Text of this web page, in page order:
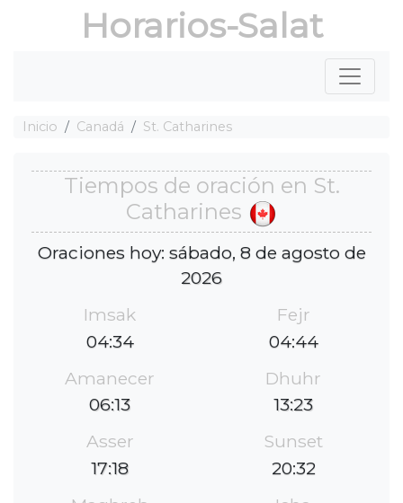
Horarios-Salat
Inicio Canadá St. Catharines
Tiempos de oración en St.
Catharines
Oraciones hoy: sábado, 8 de agosto de
2026
Imsak
04:34
Fejr
04:44
Amanecer
06:13
Dhuhr
13:23
Asser
17:18
Sunset
20:32